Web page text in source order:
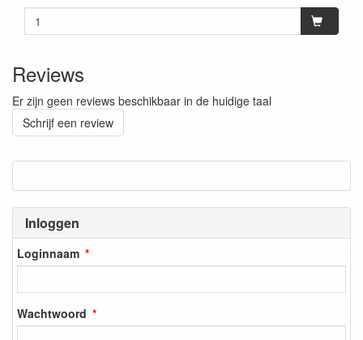
Inloggen
Loginnaam
Wachtwoord
Reviews
Er zijn geen reviews beschikbaar in de huidige taal
Schrijf een review